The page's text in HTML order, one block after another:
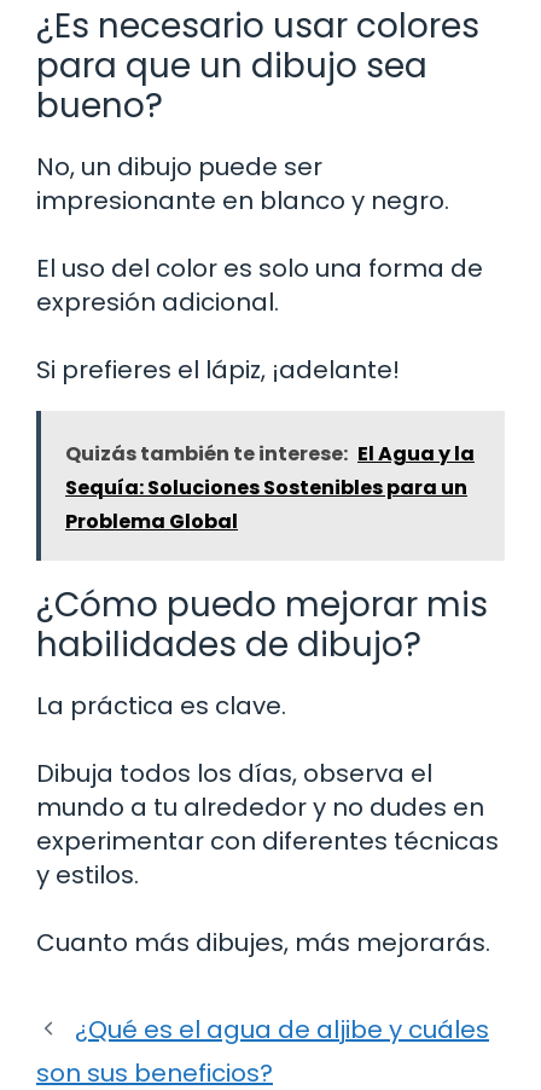
¿Es necesario usar colores
para que un dibujo sea
bueno?
No, un dibujo puede ser
impresionante en blanco y negro.
El uso del color es solo una forma de
expresión adicional.
Si prefieres el lápiz, ¡adelante!
Quizás también te interese: El Agua y la
Sequía: Soluciones Sostenibles para un
Problema Global
¿Cómo puedo mejorar mis
habilidades de dibujo?
La práctica es clave.
Dibuja todos los días, observa el
mundo a tu alrededor y no dudes en
experimentar con diferentes técnicas
y estilos.
Cuanto más dibujes, más mejorarás.
¿Qué es el agua de aljibe y cuáles
son sus beneficios?